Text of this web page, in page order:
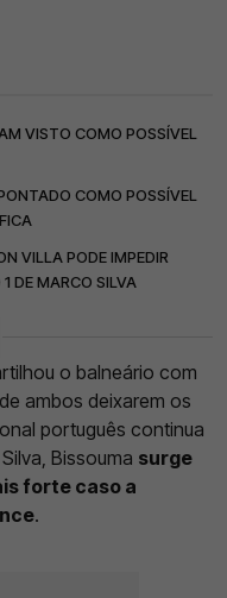
VISTO COMO POSSÍVEL
COMO POSSÍVEL
VILLA PODE IMPEDIR
DE MARCO SILVA
o balneário com
ambos deixarem os
português continua
Bissouma surge
forte caso a
.